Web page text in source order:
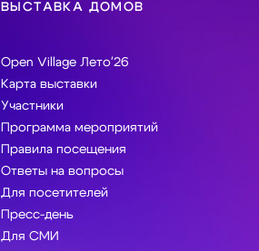
ВЫСТАВКА ДОМОВ
Open Village Лето'26
Карта выставки
Участники
Программа мероприятий
Правила посещения
Ответы на вопросы
Для посетителей
Пресс-день
Для СМИ